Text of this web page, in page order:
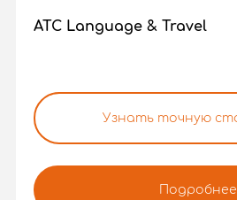
ATC Language & Travel
Узнать точную
Подробнее